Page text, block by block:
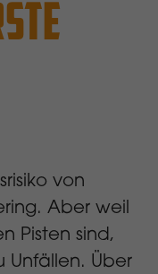
von
Aber weil
Pisten sind,
Unfällen. Über